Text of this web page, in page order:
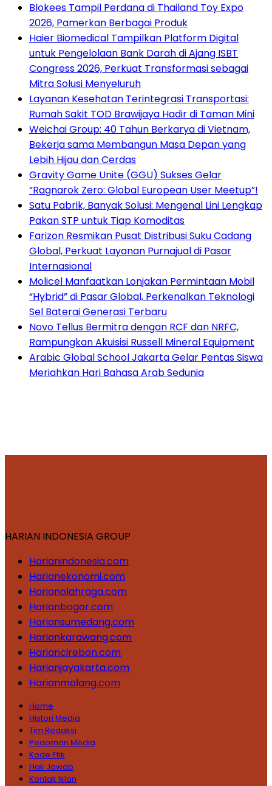
Blokees Tampil Perdana di Thailand Toy Expo
2026, Pamerkan Berbagai Produk
Haier Biomedical Tampilkan Platform Digital
untuk Pengelolaan Bank Darah di Ajang ISBT
Congress 2026, Perkuat Transformasi sebagai
Mitra Solusi Menyeluruh
Layanan Kesehatan Terintegrasi Transportasi:
Rumah Sakit TOD Brawijaya Hadir di Taman Mini
Weichai Group: 40 Tahun Berkarya di Vietnam,
Bekerja sama Membangun Masa Depan yang
Lebih Hijau dan Cerdas
Gravity Game Unite (GGU) Sukses Gelar
“Ragnarok Zero: Global European User Meetup”!
Satu Pabrik, Banyak Solusi: Mengenal Lini Lengkap
Pakan STP untuk Tiap Komoditas
Farizon Resmikan Pusat Distribusi Suku Cadang
Global, Perkuat Layanan Purnajual di Pasar
Internasional
Molicel Manfaatkan Lonjakan Permintaan Mobil
“Hybrid” di Pasar Global, Perkenalkan Teknologi
Sel Baterai Generasi Terbaru
Novo Tellus Bermitra dengan RCF dan NRFC,
Rampungkan Akuisisi Russell Mineral Equipment
Arabic Global School Jakarta Gelar Pentas Siswa
Meriahkan Hari Bahasa Arab Sedunia
HARIAN INDONESIA GROUP
Harianindonesia.com
Harianekonomi.com
Harianolahraga.com
Harianbogor.com
Hariansumedang.com
Hariankarawang.com
Hariancirebon.com
Harianjayakarta.com
Harianmalang.com
Home
Histori Media
Tim Redaksi
Pedoman Media
Kode Etik
Hak Jawab
Kontak Iklan